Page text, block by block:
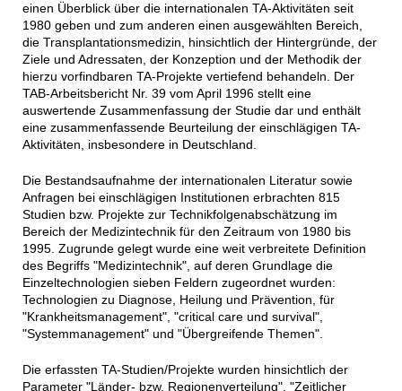
einen Überblick über die internationalen TA-Aktivitäten seit
1980 geben und zum anderen einen ausgewählten Bereich,
die Transplantationsmedizin, hinsichtlich der Hintergründe, der
Ziele und Adressaten, der Konzeption und der Methodik der
hierzu vorfindbaren TA-Projekte vertiefend behandeln. Der
TAB-Arbeitsbericht Nr. 39 vom April 1996 stellt eine
auswertende Zusammenfassung der Studie dar und enthält
eine zusammenfassende Beurteilung der einschlägigen TA-
Aktivitäten, insbesondere in Deutschland.
Die Bestandsaufnahme der internationalen Literatur sowie
Anfragen bei einschlägigen Institutionen erbrachten 815
Studien bzw. Projekte zur Technikfolgenabschätzung im
Bereich der Medizintechnik für den Zeitraum von 1980 bis
1995. Zugrunde gelegt wurde eine weit verbreitete Definition
des Begriffs "Medizintechnik", auf deren Grundlage die
Einzeltechnologien sieben Feldern zugeordnet wurden:
Technologien zu Diagnose, Heilung und Prävention, für
"Krankheitsmanagement", "critical care und survival",
"Systemmanagement" und "Übergreifende Themen".
Die erfassten TA-Studien/Projekte wurden hinsichtlich der
Parameter "Länder- bzw. Regionenverteilung", "Zeitlicher